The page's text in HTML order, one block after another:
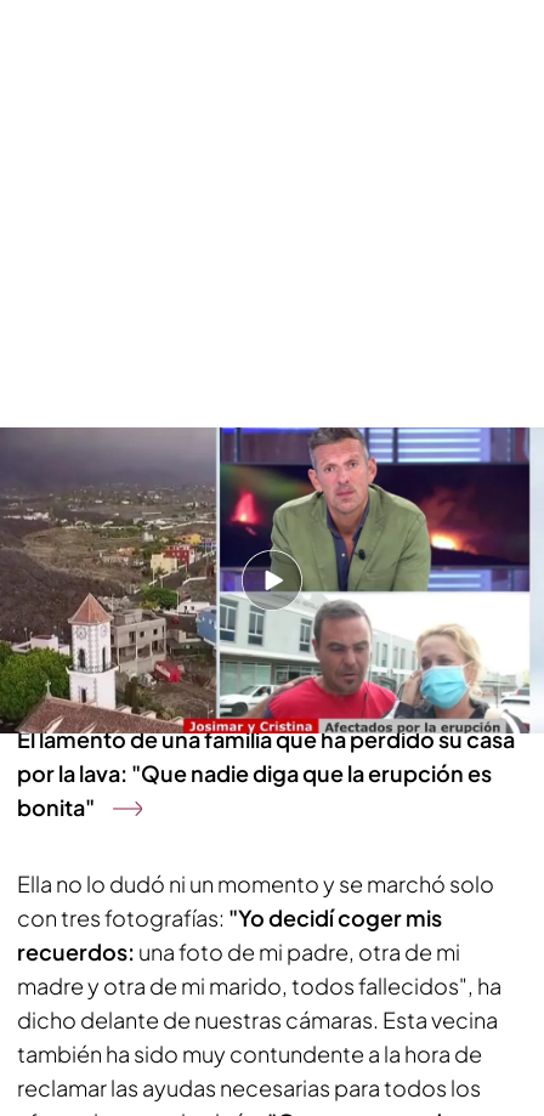
El llanto de una pareja de palmeros.
PUEDE INTERESARTE
'Cuatro al día' entra dentro de Todoque después
de que quedara sepultado por la lava del volcán
Se necesitan mascarillas FFP2 en La Palma ante la
mala calidad del aire
El lamento de una familia que ha perdido su casa
por la lava: "Que nadie diga que la erupción es
bonita"
Ella no lo dudó ni un momento y se marchó solo
con tres fotografías: "Yo decidí coger mis
recuerdos: una foto de mi padre, otra de mi
madre y otra de mi marido, todos fallecidos", ha
dicho delante de nuestras cámaras. Esta vecina
también ha sido muy contundente a la hora de
reclamar las ayudas necesarias para todos los